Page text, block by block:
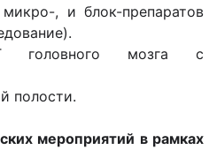
, и блок-препаратов
мозга с
полости.
мероприятий в рамках